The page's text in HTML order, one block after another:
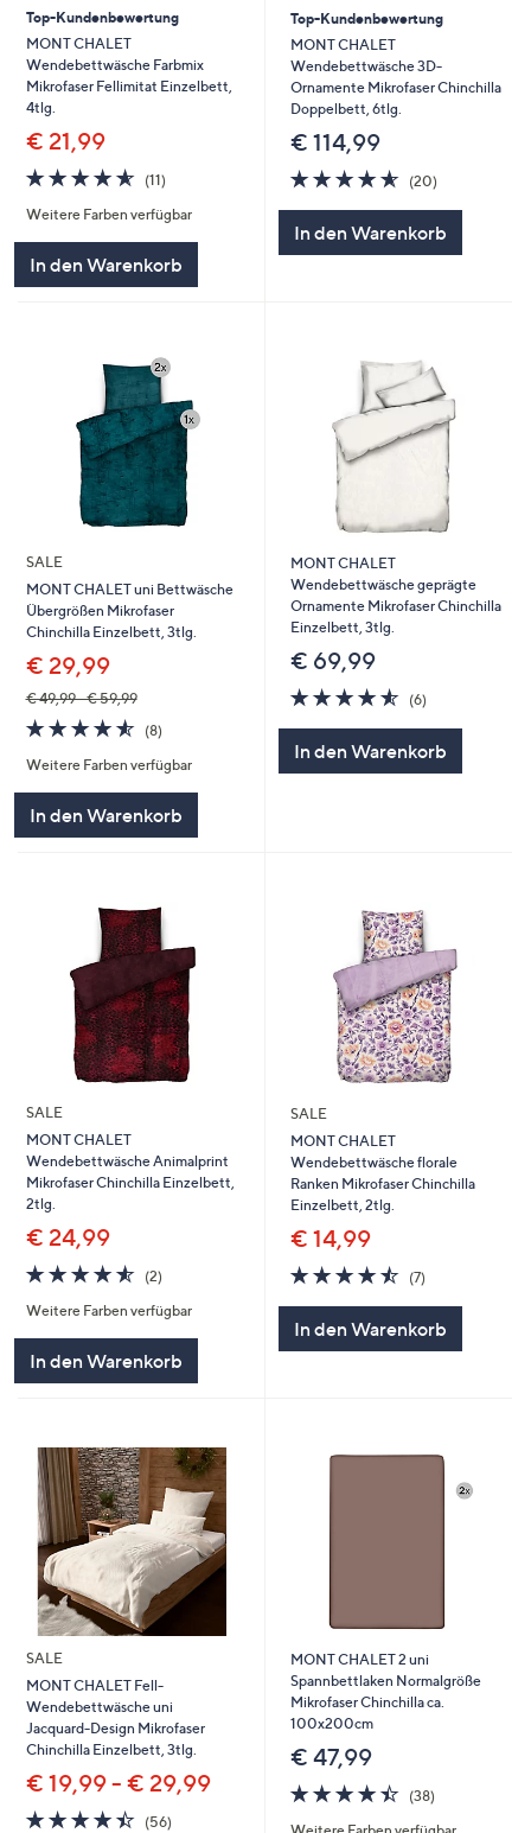
Top-Kundenbewertung
MONT CHALET
Wendebettwäsche Farbmix
Mikrofaser Fellimitat Einzelbett,
4tlg.
€ 21,99
4.5
von
5
(11)
Weitere Farben verfügbar
In den Warenkorb
Top-Kundenbewertung
MONT CHALET
Wendebettwäsche 3D-
Ornamente Mikrofaser Chinchilla
Doppelbett, 6tlg.
€ 114,99
4.5
von
(20)
In den Warenkorb
SALE
MONT CHALET uni Bettwäsche
Übergrößen Mikrofaser
Chinchilla Einzelbett, 3tlg.
€ 29,99
€ 49,99 - € 59,99
4.5
von
5
(8)8
Weitere Farben verfügbar
In den Warenkorb
MONT CHALET
Wendebettwäsche geprägte
Ornamente Mikrofaser Chinchilla
Einzelbett, 3tlg.
€ 69,99
4.5
von
(6)
In den Warenkorb
SALE
MONT CHALET
Wendebettwäsche Animalprint
Mikrofaser Chinchilla Einzelbett,
2tlg.
€ 24,99
4.5
von
5
(2)2
Weitere Farben verfügbar
In den Warenkorb
SALE
MONT CHALET
Wendebettwäsche florale
Ranken Mikrofaser Chinchilla
Einzelbett, 2tlg.
€ 14,99
4.4
von
(7)7
In den Warenkorb
SALE
MONT CHALET Fell-
Wendebettwäsche uni
Jacquard-Design Mikrofaser
Chinchilla Einzelbett, 3tlg.
€ 19,99 - € 29,99
4.4
(56)56
MONT CHALET 2 uni
Spannbettlaken Normalgröße
Mikrofaser Chinchilla ca.
100x200cm
€ 47,99
4.4
von
(38)38